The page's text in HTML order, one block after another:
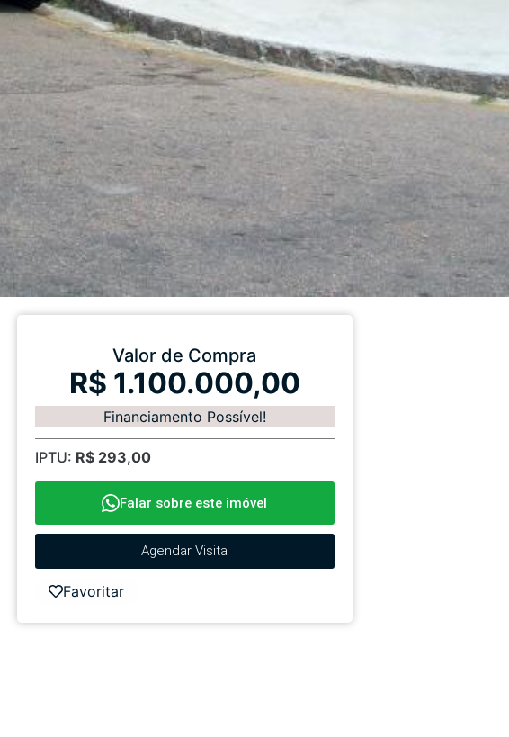
Valor de Compra
R$ 1.100.000,00
Financiamento Possível!
IPTU: R$ 293,00
Falar sobre este imóvel
Agendar Visita
Favoritar